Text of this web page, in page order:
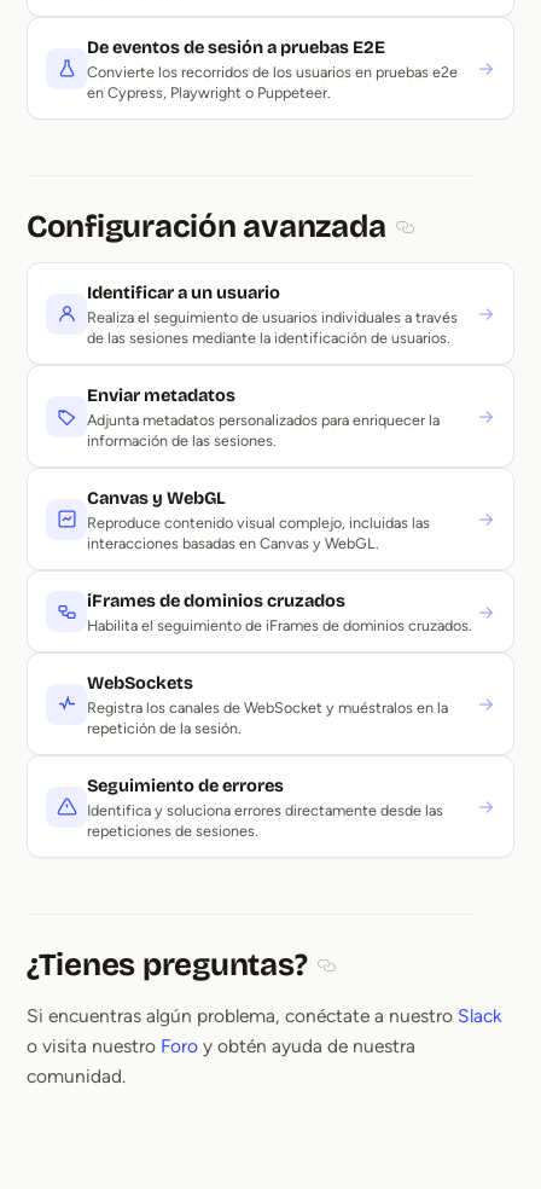
De eventos de sesión a pruebas E2E
Convierte los recorridos de los usuarios en pruebas e2e
en Cypress, Playwright o Puppeteer.
→
Configuración avanzada
Identificar a un usuario
Realiza el seguimiento de usuarios individuales a través
de las sesiones mediante la identificación de usuarios.
→
Enviar metadatos
Adjunta metadatos personalizados para enriquecer la
información de las sesiones.
→
Canvas y WebGL
Reproduce contenido visual complejo, incluidas las
interacciones basadas en Canvas y WebGL.
→
iFrames de dominios cruzados
Habilita el seguimiento de iFrames de dominios cruzados.
→
WebSockets
Registra los canales de WebSocket y muéstralos en la
repetición de la sesión.
→
Seguimiento de errores
Identifica y soluciona errores directamente desde las
repeticiones de sesiones.
→
¿Tienes preguntas?
Si encuentras algún problema, conéctate a nuestro Slack
o visita nuestro Foro y obtén ayuda de nuestra
comunidad.